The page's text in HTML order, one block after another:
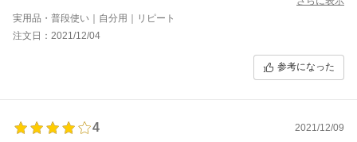
実用品・普段使い｜自分用｜リピート
注文日：2021/12/04
参考になった
4
2021/12/09